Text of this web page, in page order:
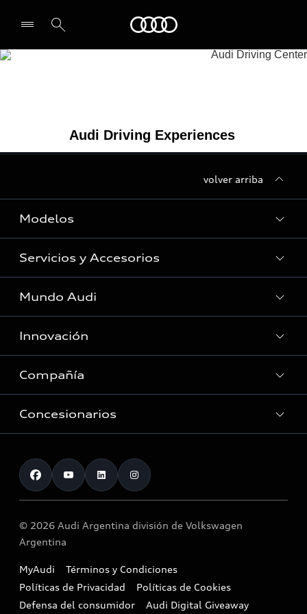
volver arriba
Modelos
Todos los modelos
Vehículos en stock
Servicios y Accesorios
Servicios al cliente
Asistencia Audi
Red de Servicio Oficial
Accesorios originales Audi
Consultas Recall
Mundo Audi
Audi Lounge
Audi Driving Center
Innovación
E-movilidad
Tecnología
Audi Sport
Compañía
Ventas Corporativas
Historia
Concesionarios
Nuestros servicios
Red de Concesionarios
© 2026 Audi Argentina división de Volkswagen
Argentina
MyAudi
Términos y Condiciones
Políticas de Privacidad
Políticas de Cookies
Defensa del consumidor
Audi Digital Giveaway